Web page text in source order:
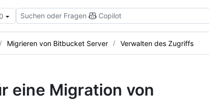
Suchen oder Fragen Copilot
Migrieren von Bitbucket Server Verwalten des Zugriffs
eine Migration von